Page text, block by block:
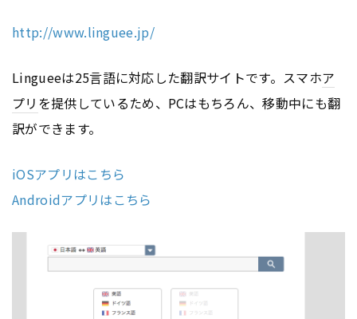
http://www.linguee.jp/
Lingueeは25言語に対応した翻訳サイトです。スマホア
プリ を提供しているため、PCはもちろん、移動中にも翻
訳ができます。
iOSアプリはこちら
Androidアプリはこちら